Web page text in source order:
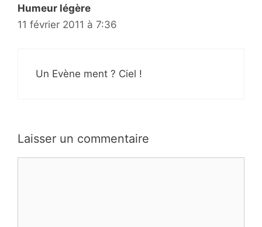
Humeur légère
11 février 2011 à 7:36
Un Evène ment ? Ciel !
Laisser un commentaire